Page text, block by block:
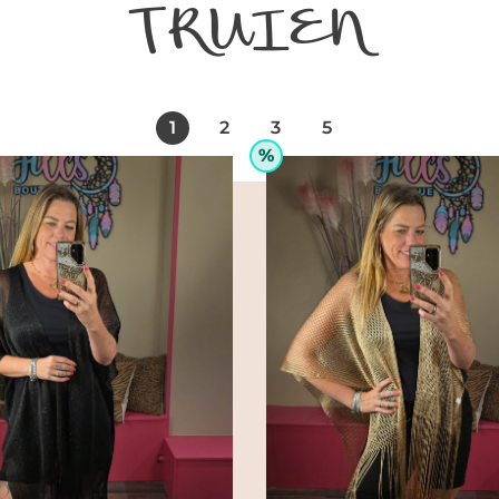
1 2 3
5
%